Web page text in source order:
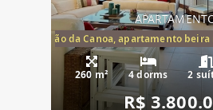
mar Capão da Canoa, apartamento
260 m² 4 dorms 2
R$